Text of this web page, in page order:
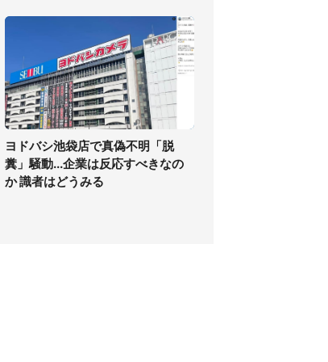
ヨドバシ池袋店で真偽不明「脱
糞」騒動...企業は反応すべきなの
か 識者はどうみる